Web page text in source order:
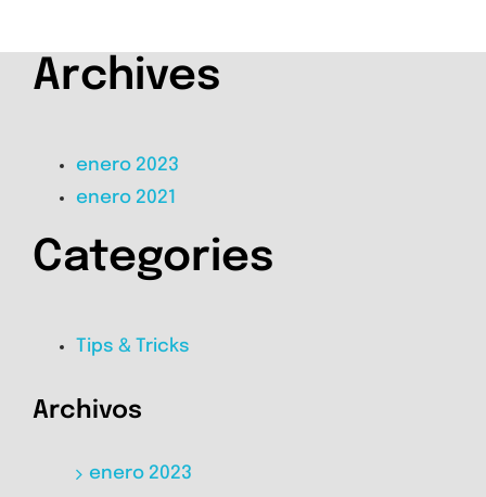
Archives
enero 2023
enero 2021
Categories
Tips & Tricks
Archivos
enero 2023